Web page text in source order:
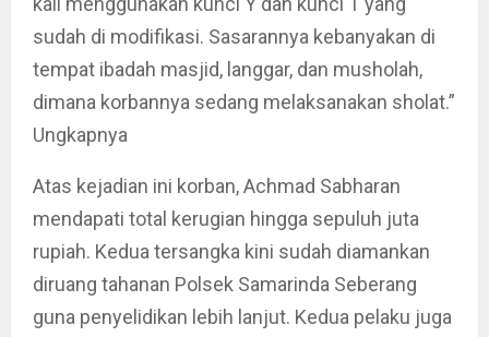
sudah di modifikasi. Sasarannya kebanyakan di
tempat ibadah masjid, langgar, dan musholah,
dimana korbannya sedang melaksanakan sholat.”
Ungkapnya
Atas kejadian ini korban, Achmad Sabharan
mendapati total kerugian hingga sepuluh juta
rupiah. Kedua tersangka kini sudah diamankan
diruang tahanan Polsek Samarinda Seberang
guna penyelidikan lebih lanjut. Kedua pelaku juga